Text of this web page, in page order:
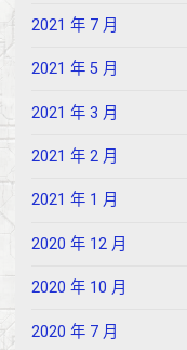
2021 年 7 月
2021 年 5 月
2021 年 3 月
2021 年 2 月
2021 年 1 月
2020 年 12 月
2020 年 10 月
2020 年 7 月